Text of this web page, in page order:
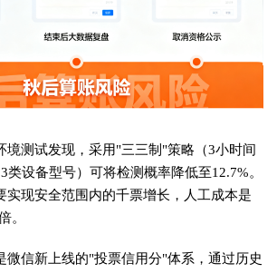
境测试发现，采用"三三制"策略（3小时间
类设备型号）可将检测概率降低至12.7%。
实现安全范围内的千票增长，人工成本是
。
微信新上线的"投票信用分"体系，通过历史